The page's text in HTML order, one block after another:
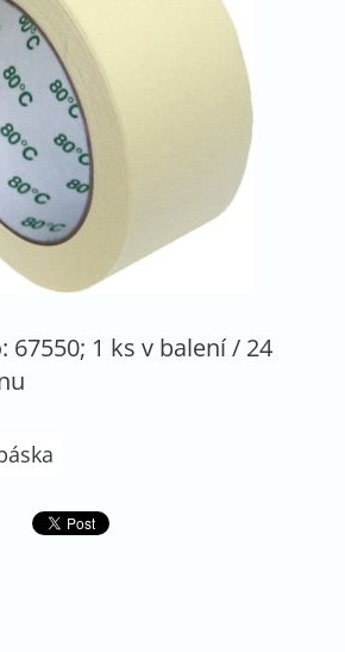
67550; 1 ks v balení / 24